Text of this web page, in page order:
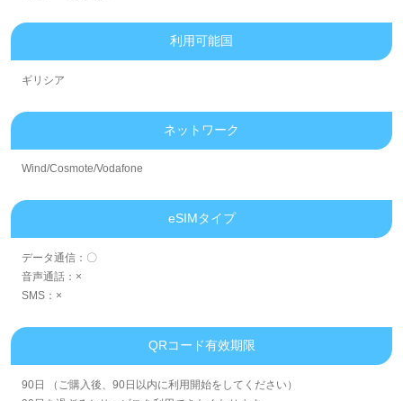
利用可能国
ギリシア
ネットワーク
Wind/Cosmote/Vodafone
eSIMタイプ
データ通信：〇
音声通話：×
SMS：×
QRコード有效期限
90日 （ご購入後、90日以内に利用開始をしてください）